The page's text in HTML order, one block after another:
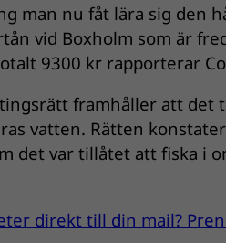
man nu fåt lära sig den
vid Boxholm som är
9300 kr rapporterar
framhåller att
vatten. Rätten
det var tillåtet att fiska i
direkt till din mail?